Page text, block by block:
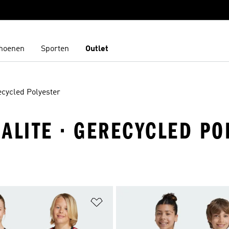
Sporten Outlet
Polyester
· GERECYCLED
Op verlanglijst zetten